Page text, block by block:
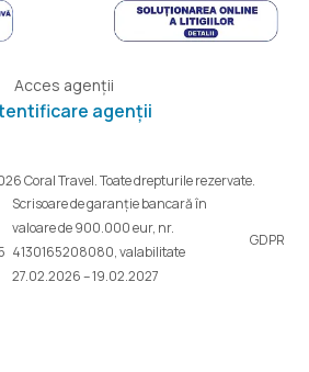
Acces agenții
agenții
Coral Travel. Toate drepturile rezervate.
Scrisoare de garanție bancară în
valoare de 900.000 eur, nr.
4130165208080, valabilitate
27.02.2026 – 19.02.2027
GDPR